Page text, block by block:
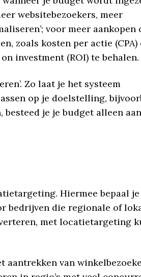
websitebezoekers, meer
voor meer aankopen
zoals kosten per actie (CPA)
investment (ROI) te behalen.
Zo laat je het systeem
op je doelstelling,
je je budget alleen aan
Hiermee bepaal je
bedrijven die regionale of
met locatietargeting
van